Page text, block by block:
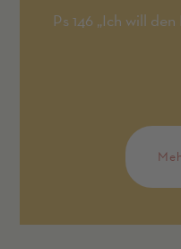
Ps 146 „Ich will